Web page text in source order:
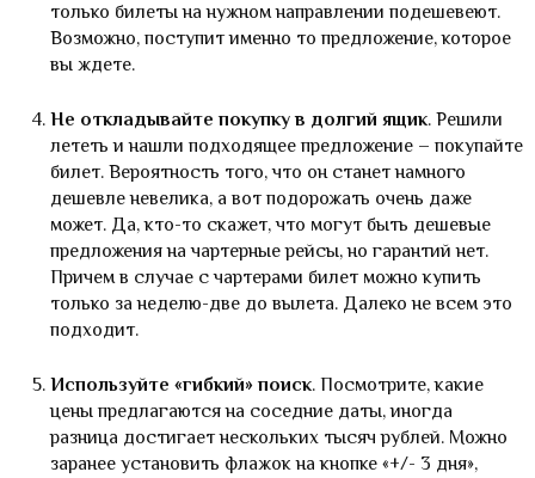
только билеты на нужном направлении подешевеют.
Возможно, поступит именно то предложение, которое
вы ждете.
Не откладывайте покупку в долгий ящик. Решили
лететь и нашли подходящее предложение – покупайте
билет. Вероятность того, что он станет намного
дешевле невелика, а вот подорожать очень даже
может. Да, кто-то скажет, что могут быть дешевые
предложения на чартерные рейсы, но гарантий нет.
Причем в случае с чартерами билет можно купить
только за неделю-две до вылета. Далеко не всем это
подходит.
Используйте «гибкий» поиск. Посмотрите, какие
цены предлагаются на соседние даты, иногда
разница достигает нескольких тысяч рублей. Можно
заранее установить флажок на кнопке «+/- 3 дня»,